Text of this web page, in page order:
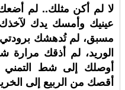
لا لم أكن مثلك.. لم
عينيك وأمسك يدك
مسبق، لم تُدهشك برودتي
الوريد، لم أذقك مرارة
أوصلك إلى شط
أقصك من الربيع إلى